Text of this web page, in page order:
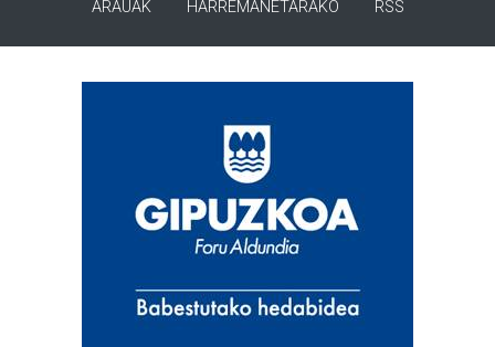
ARAUAK HARREMANETARAKO RSS